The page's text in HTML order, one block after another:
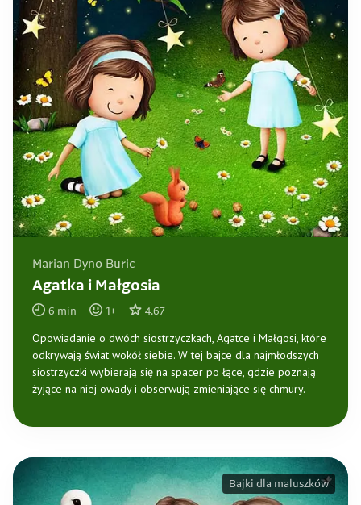
Marian Dyno Buric
Agatka i Małgosia
6 min 1+ 4.67
Opowiadanie o dwóch siostrzyczkach, Agatce i Małgosi, które
odkrywają świat wokół siebie. W tej bajce dla najmłodszych
siostrzyczki wybierają się na spacer po łące, gdzie poznają
żyjące na niej owady i obserwują zmieniające się chmury.
Bajki dla maluszków